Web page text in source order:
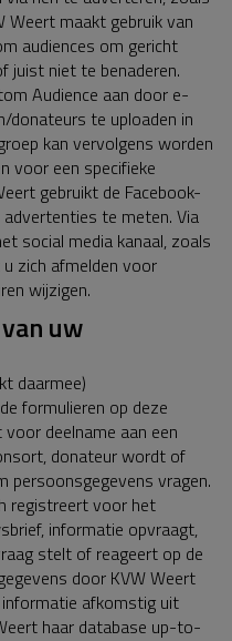
Weert maakt gebruik van
audiences om gericht
juist niet te benaderen.
Audience aan door e-
donateurs te uploaden in
kan vervolgens worden
voor een specifieke
gebruikt de Facebook-
te meten. Via
social media kanaal, zoals
zich afmelden voor
wijzigen.
uw
daarmee)
formulieren op deze
deelname aan een
donateur wordt of
persoonsgegevens vragen.
registreert voor het
informatie opvraagt,
stelt of reageert op de
door KVW Weert
afkomstig uit
haar database up-to-